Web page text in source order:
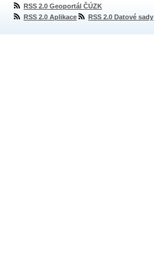
RSS 2.0 Geoportál ČÚZK
RSS 2.0 Aplikace
RSS 2.0 Datové sady